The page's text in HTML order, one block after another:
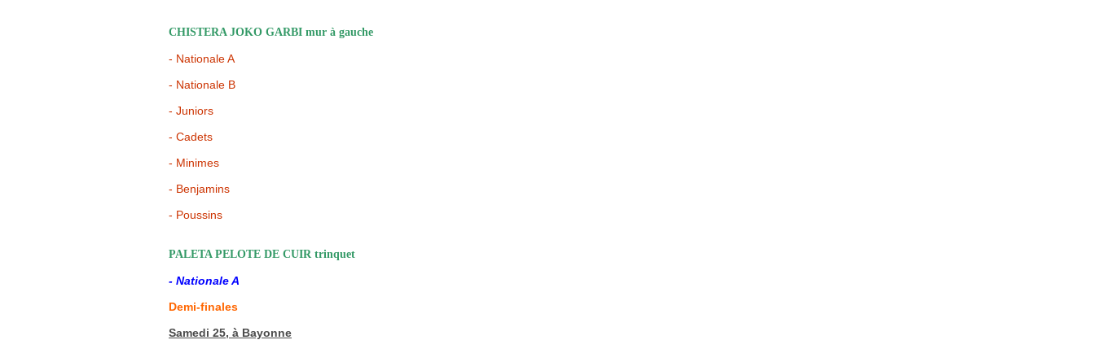
CHISTERA JOKO GARBI mur à gauche
- Nationale A
- Nationale B
- Juniors
- Cadets
- Minimes
- Benjamins
- Poussins
PALETA PELOTE DE CUIR trinquet
- Nationale A
Demi-finales
Samedi 25, à Bayonne